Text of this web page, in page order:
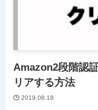
Amazon2段階認
リアする方法
2019.08.18